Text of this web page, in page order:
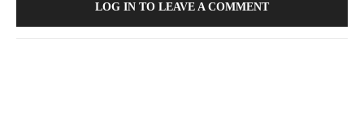
LOG IN TO LEAVE A COMMENT